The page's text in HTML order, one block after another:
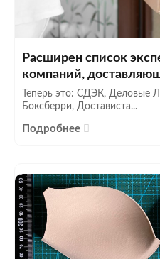
Расширен список
компаний,
Теперь это: СДЭК, Деловые
Боксберри, Достависта...
Подробнее